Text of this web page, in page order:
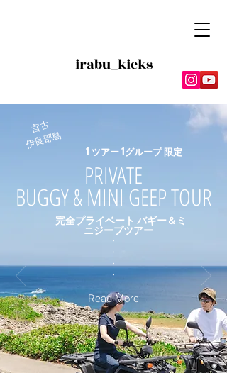
irabu_kicks
宮古
​伊良部島 1 ツアー 1グループ 限定
​PRIVATE
BUGGY & MINI GEEP TOUR
完全プライベート バギー＆ミ
ニジープツアー
・
・
・
・
Read More